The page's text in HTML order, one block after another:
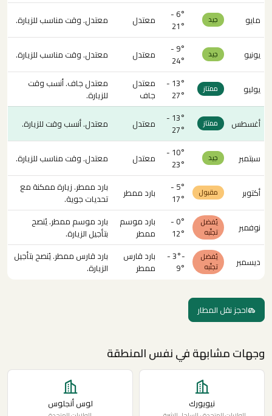
مايو
جيد
6° -
21°
معتدل معتدل. وقت مناسب للزيارة.
يونيو جيد
9° -
24°
معتدل معتدل. وقت مناسب للزيارة.
يوليو ممتاز
13° -
27°
معتدل
جاف
معتدل جاف. أنسب وقت
للزيارة.
أغسطس
ممتاز
13° -
27°
معتدل معتدل. أنسب وقت للزيارة.
سبتمبر جيد
10° -
23°
معتدل معتدل. وقت مناسب للزيارة.
أكتوبر مقبول
5° -
17°
بارد ممطر
بارد ممطر. زيارة ممكنة مع
تحديات جوية.
نوفمبر
يُفضل
تجنّبه
0° -
12°
بارد موسم
ممطر
بارد موسم ممطر. يُنصح
بتأجيل الزيارة.
ديسمبر
يُفضل
تجنّبه
-3° -
9°
بارد قارس
ممطر
بارد قارس ممطر. يُنصح بتأجيل
الزيارة.
احجز نقل المطار
وجهات مشابهة في نفس المنطقة
نيويورك لوس أنجلوس